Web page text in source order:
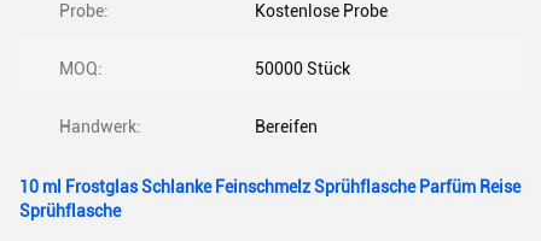
Probe: Kostenlose Probe
MOQ: 50000 Stück
Handwerk: Bereifen
10 ml Frostglas Schlanke Feinschmelz Sprühflasche Parfüm Reise
Sprühflasche